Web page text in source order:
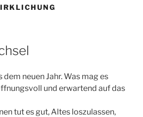
neuen Jahr. Was mag es
und erwartend auf das
tut es gut, Altes loszulassen,